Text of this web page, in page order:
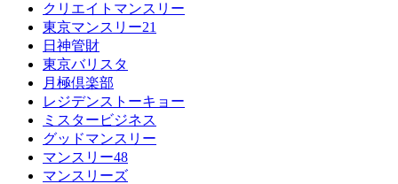
クリエイトマンスリー
東京マンスリー21
日神管財
東京バリスタ
月極倶楽部
レジデンストーキョー
ミスタービジネス
グッドマンスリー
マンスリー48
マンスリーズ